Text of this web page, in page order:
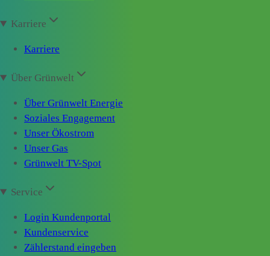
Karriere
Karriere
Über Grünwelt
Über Grünwelt Energie
Soziales Engagement
Unser Ökostrom
Unser Gas
Grünwelt TV-Spot
Service
Login Kundenportal
Kundenservice
Zählerstand eingeben